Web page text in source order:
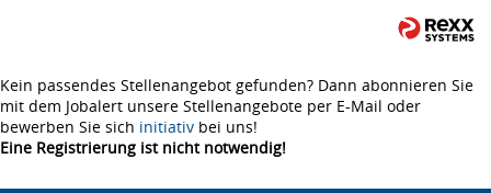
Kein passendes Stellenangebot gefunden? Dann abonnieren Sie
mit dem Jobalert unsere Stellenangebote per E-Mail oder
bewerben Sie sich initiativ bei uns!
Eine Registrierung ist nicht notwendig!